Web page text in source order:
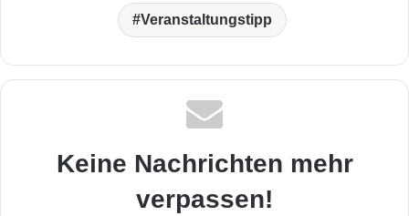
Veranstaltungstipp
Keine Nachrichten mehr
verpassen!